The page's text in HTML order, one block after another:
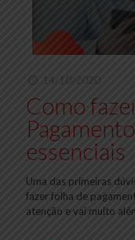
14/10/2020
Como
essenciais
Uma das primeiras
fazer folha de
atenção e vai muito